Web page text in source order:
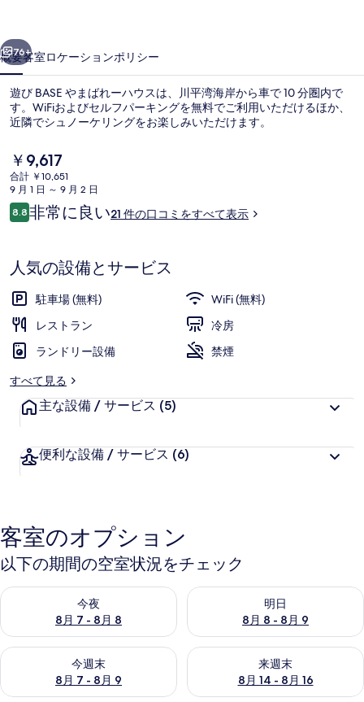
ー
ハ
ウ
ス
の
写
真
ギ
ャ
ラ
リ
ー
76+
概要客室ロケーションポリシー
遊び BASE やまばれーハウスは、川平湾海岸から車で 10 分圏内で
す。WiFiおよびセルフパーキングを無料でご利用いただけるほか、
近隣でシュノーケリングをお楽しみいただけます。
現
在
の
料
金
で
す
￥9,617
合計 ￥10,651
9 月 1 日 ～ 9 月 2 日
口
コ
8.810段階中8.8
非常に良い21 件の口コミをすべて表示
人気の設備とサービス
駐車場 (無料)
WiFi (無料)
レストラン
冷房
ランドリー設備
禁煙
すべて見る
主な設備 / サービス (5)
便利な設備 / サービス (6)
客室のオプション
以下の期間の空室状況をチェック
今夜
8月 7 - 8月 8
今夜 8月 7 - 8月 8 の空室状況をチェック
明日
8月 8 - 8月 9
明日 8月 8 - 8月 9 の空室状況
今週末
8月 7 - 8月 9
今週末 8月 7 - 8月 9 の空室状況をチェック
来週末
8月 14 - 8月 16
来週末 8月 14 - 8月 16 の空室